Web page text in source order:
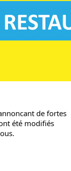
de fortes
été modifiés